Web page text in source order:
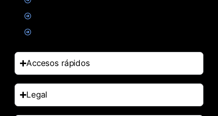
Accesos rápidos
Legal